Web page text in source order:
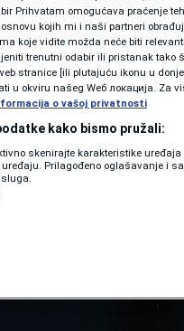
Prihvatam omogućava praćenje
kojih mi i naši partneri
koje vidite možda neće biti
trenutni odabir ili pristanak tako
stranice [ili plutajuću ikonu u
u okviru našeg Wеб локација. Za
o vašoj privatnosti
kako bismo pružali:
skenirajte karakteristike
Prilagođeno oglašavanje i